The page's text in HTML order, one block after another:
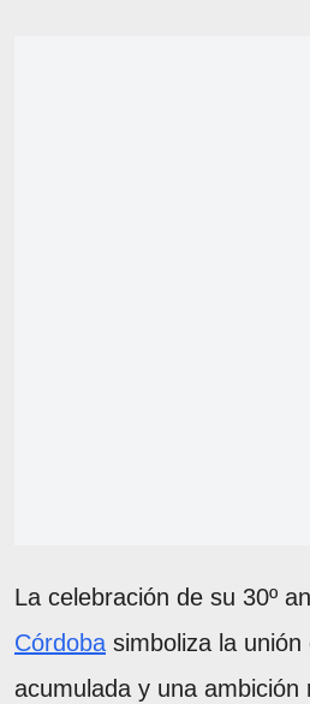
La celebración de su 30º
Córdoba simboliza la
acumulada y una ambición